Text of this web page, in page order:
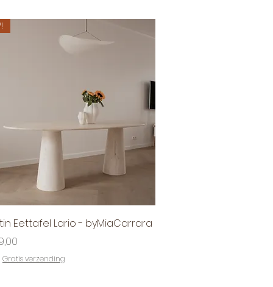
Snel overzicht
Eettafel Lario - byMiaCarrara
Gratis verzending